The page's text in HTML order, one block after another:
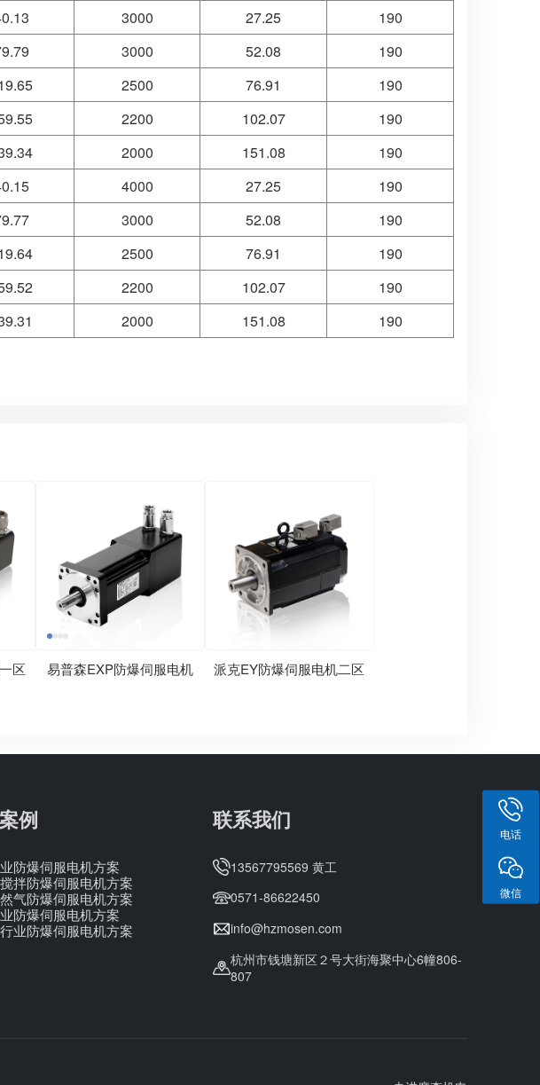
3000 27.25
190
3000 52.08
190
2500 76.91
190
2200 102.07
190
2000 151.08
190
4000 27.25
190
3000 52.08
190
2500 76.91
190
2200 102.07
190
2000 151.08 190
区 易普森EXP防爆伺服电机 派克EY防爆伺服电机二区
例
防爆伺服电机方案
拌防爆伺服电机方案
气防爆伺服电机方案
防爆伺服电机方案
业防爆伺服电机方案
联系我们
13567795569 黄工
0571-86622450
info@hzmosen.com
杭州市钱塘新区２号大街海聚中心6幢806-
807
电话
微信